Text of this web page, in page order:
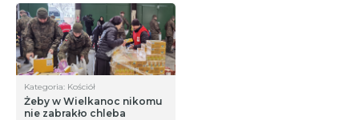
Kategoria: Kościół
Żeby w Wielkanoc nikomu
nie zabrakło chleba